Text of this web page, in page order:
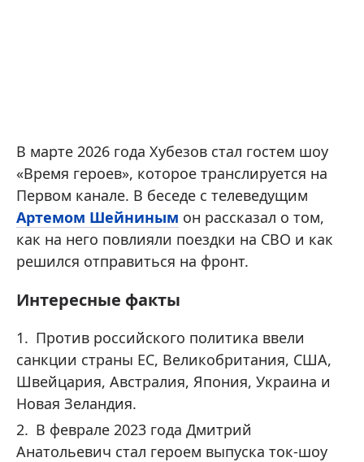
В марте 2026 года Хубезов стал гостем шоу
«Время героев», которое транслируется на
Первом канале. В беседе с телеведущим
Артемом Шейниным он рассказал о том,
как на него повлияли поездки на СВО и как
решился отправиться на фронт.
Интересные факты
Против российского политика ввели
санкции страны ЕС, Великобритания, США,
Швейцария, Австралия, Япония, Украина и
Новая Зеландия.
В феврале 2023 года Дмитрий
Анатольевич стал героем выпуска ток-шоу